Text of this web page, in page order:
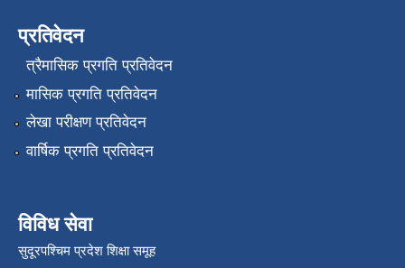
प्रतिवेदन
त्रैमासिक प्रगति प्रतिवेदन
मासिक प्रगति प्रतिवेदन
लेखा परीक्षण प्रतिवेदन
वार्षिक प्रगति प्रतिवेदन
विविध सेवा
सुदूरपश्चिम प्रदेश शिक्षा समूह